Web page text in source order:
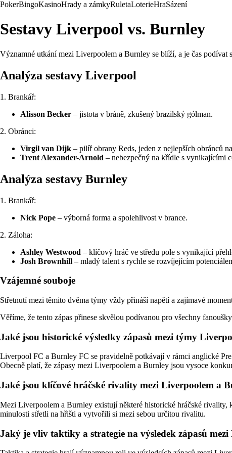
PokerBingoKasinoHrady a zámkyRuletaLoterieHraSázení
Sestavy Liverpool vs. Burnley
Významné utkání mezi Liverpoolem a Burnley se blíží, a je čas podívat
Analýza sestavy Liverpool
1. Brankář:
Alisson Becker – jistota v bráně, zkušený brazilský gólman.
2. Obránci:
Virgil van Dijk – pilíř obrany Reds, jeden z nejlepších obránců
Trent Alexander-Arnold – nebezpečný na křídle s vynikajícími
Analýza sestavy Burnley
1. Brankář:
Nick Pope – výborná forma a spolehlivost v brance.
2. Záloha:
Ashley Westwood – klíčový hráč ve středu pole s vynikající
Josh Brownhill – mladý talent s rychle se rozvíjejícím
Vzájemné souboje
Střetnutí mezi těmito dvěma týmy vždy přináší napětí a zajímavé
Věříme, že tento zápas přinese skvělou podívanou pro všechny
Jaké jsou historické výsledky zápasů mezi týmy
Liverpool FC a Burnley FC se pravidelně potkávají v rámci anglické
Obecně platí, že zápasy mezi Liverpoolem a Burnley jsou vysoce
Jaké jsou klíčové hráčské rivality mezi Liverpoolem a
Mezi Liverpoolem a Burnley existují některé historické hráčské
minulosti střetli na hřišti a vytvořili si mezi sebou určitou rivalitu.
Jaký je vliv taktiky a strategie na výsledek zápasů